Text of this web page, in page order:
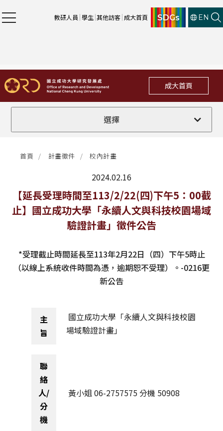
教研人員 學生 其他訪客 成大首頁 SDGs EN
成大首頁
選擇
全部
法規修訂
補助獎項
活動訊息
學術榮譽
活動花絮
首頁 計畫徵件 校內計畫
2024.02.16
最新消息
【延長受理時間至113/2/22(四)下午5：00截
止】國立成功大學「永續人文與科技校園場域
驗證計畫」徵件公告
*受理截止時間延長至113年2月22日（四）下午5時止
（以線上系統收件時間為憑，逾期恕不受理）。-0216更
新公告
主
旨
國立成功大學「永續人文與科技校園
場域驗證計畫」
聯
絡
人/
分
機
黃小姐 06-2757575 分機 50908